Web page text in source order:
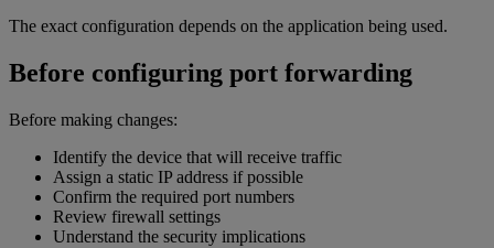
The exact configuration depends on the application being used.
Before configuring port forwarding
Before making changes:
Identify the device that will receive traffic
Assign a static IP address if possible
Confirm the required port numbers
Review firewall settings
Understand the security implications